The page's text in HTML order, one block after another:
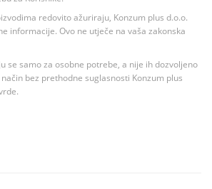
redovito ažuriraju, Konzum plus d.o.o.
informacije. Ovo ne utječe na vaša zakonska
se samo za osobne potrebe, a nije ih dozvoljeno
bez prethodne suglasnosti Konzum plus